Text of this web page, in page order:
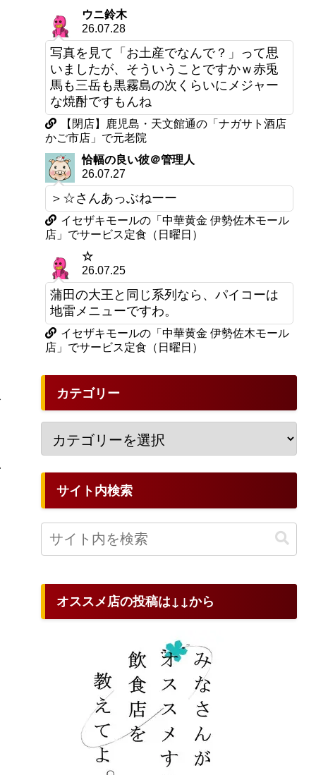
ウニ鈴木
26.07.28
写真を見て「お土産でなんで？」って思
いましたが、そういうことですかｗ赤兎
馬も三岳も黒霧島の次くらいにメジャー
な焼酎ですもんね
【閉店】鹿児島・天文館通の「ナガサト酒店
かご市店」で元老院
恰幅の良い彼＠管理人
26.07.27
＞☆さんあっぶねーー
イセザキモールの「中華黄金 伊勢佐木モール
店」でサービス定食（日曜日）
☆
26.07.25
蒲田の大王と同じ系列なら、パイコーは
地雷メニューですわ。
イセザキモールの「中華黄金 伊勢佐木モール
店」でサービス定食（日曜日）
カテゴリー
サイト内検索
オススメ店の投稿は↓↓から